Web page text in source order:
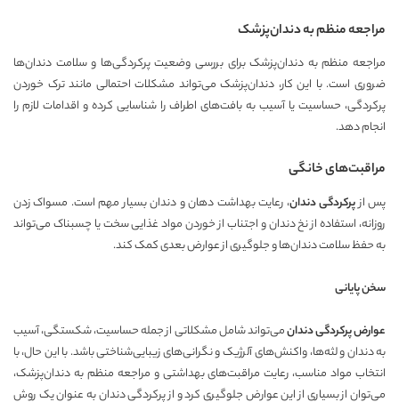
مراجعه منظم به دندان‌پزشک
مراجعه منظم به دندان‌پزشک برای بررسی وضعیت پرکردگی‌ها و سلامت دندان‌ها
ضروری است. با این کار، دندان‌پزشک می‌تواند مشکلات احتمالی مانند ترک خوردن
پرکردگی، حساسیت یا آسیب به بافت‌های اطراف را شناسایی کرده و اقدامات لازم را
انجام دهد.
مراقبت‌های خانگی
پس ازپرکردگی دندان، رعایت بهداشت دهان و دندان بسیار مهم است. مسواک زدن
روزانه، استفاده از نخ دندان و اجتناب از خوردن مواد غذایی سخت یا چسبناک می‌تواند
به حفظ سلامت دندان‌ها و جلوگیری از عوارض بعدی کمک کند.
سخن پایانی
عوارض پرکردگی دندانمی‌تواند شامل مشکلاتی از جمله حساسیت، شکستگی، آسیب
به دندان و لثه‌ها، واکنش‌های آلرژیک و نگرانی‌های زیبایی‌شناختی باشد. با این حال، با
انتخاب مواد مناسب، رعایت مراقبت‌های بهداشتی و مراجعه منظم به دندان‌پزشک،
می‌توان از بسیاری از این عوارض جلوگیری کرد و از پرکردگی دندان به عنوان یک روش